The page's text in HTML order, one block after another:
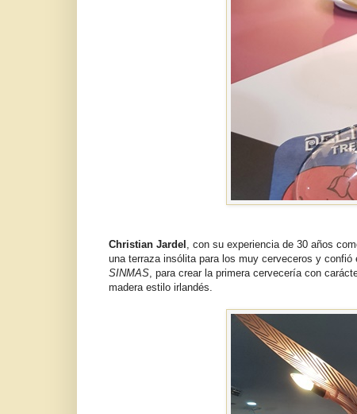
Christian Jardel , con su experiencia de 30 años
una terraza insólita para los muy cerveceros y confió
SINMAS , para crear la primera cervecería con
madera estilo irlandés.